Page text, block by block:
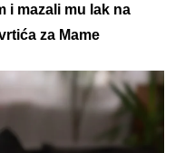
i mazali mu lak na
za Mame